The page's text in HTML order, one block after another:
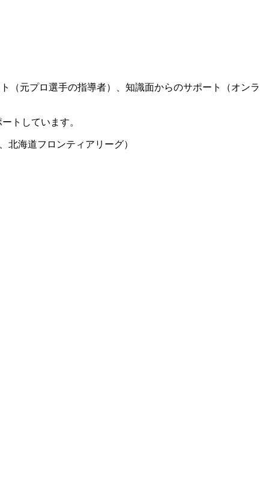
（元プロ選手の指導者）、知識面からのサポート（オンラ
トしています。
海道フロンティアリーグ）